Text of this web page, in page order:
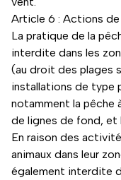
Article 6 : Actions
La pratique de la
interdite dans les
(au droit des plages
installations de type
notamment la pêche
de lignes de fond, et
En raison des
animaux dans leur
également interdite